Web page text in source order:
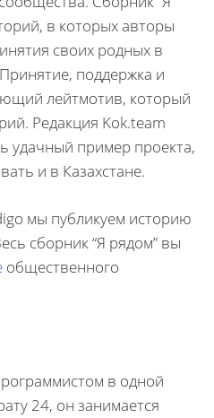
в которых авторы
своих родных в
поддержка и
лейтмотив, который
Редакция Kok.team
удачный пример проекта,
и в Казахстане.
мы публикуем историю
сборник “Я рядом” вы
общественного
в одной
24, он занимается